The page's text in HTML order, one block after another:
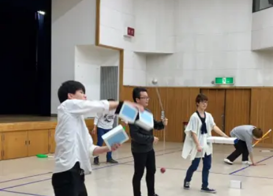
「Dice ~the juggling
show~」、第２回公
いジャグリングの舞
hiro
nozaki
2022.06.16
nozaki
2020.08.18
地域と道具から探す
北海道 東北 関東 中部 関西
四国 中国 九州 沖縄